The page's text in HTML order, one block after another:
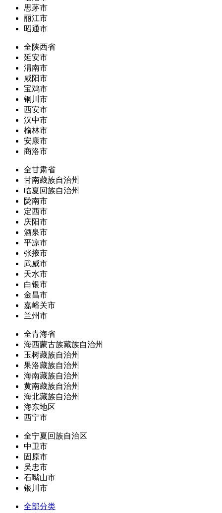
思茅市
丽江市
昭通市
全陕西省
延安市
渭南市
咸阳市
宝鸡市
铜川市
西安市
汉中市
榆林市
安康市
商洛市
全甘肃省
甘南藏族自治州
临夏回族自治州
陇南市
定西市
庆阳市
酒泉市
平凉市
张掖市
武威市
天水市
白银市
金昌市
嘉峪关市
兰州市
全青海省
海西蒙古族藏族自治州
玉树藏族自治州
果洛藏族自治州
海南藏族自治州
黄南藏族自治州
海北藏族自治州
海东地区
西宁市
全宁夏回族自治区
中卫市
固原市
吴忠市
石嘴山市
银川市
全部分类